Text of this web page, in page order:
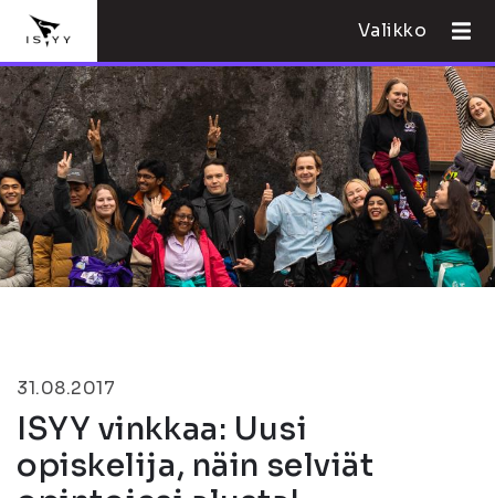
Valikko
31.08.2017
ISYY vinkkaa: Uusi
opiskelija, näin selviät